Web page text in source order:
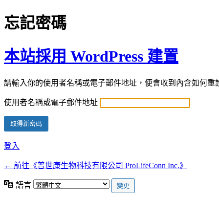
忘記密碼
本站採用 WordPress 建置
請輸入你的使用者名稱或電子郵件地址，便會收到內含如何重
使用者名稱或電子郵件地址
登入
← 前往《普世康生物科技有限公司 ProLifeConn Inc.》
語言